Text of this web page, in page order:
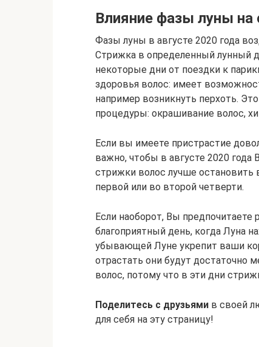
Влияние фазы луны на
Фазы луны в августе 2020 года
Стрижка в определенный лунный
некоторые дни от поездки к
здоровья волос: имеет
например возникнуть перхоть.
процедуры: окрашивание волос,
Если вы имеете пристрастие
важно, чтобы в августе 2020
стрижки волос лучше остановить
первой или во второй четверти.
Если наоборот, Вы
благоприятный день, когда Луна
убывающей Луне укрепит ваши
отрастать они будут достаточно
волос, потому что в эти дни
Поделитесь с друзьями в своей
для себя на эту страницу!